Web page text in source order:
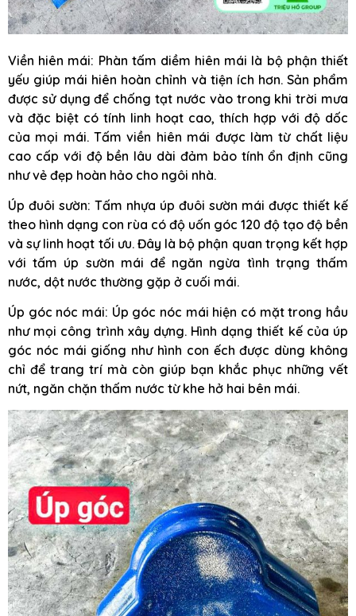
Viền hiên mái: Phàn tấm diềm hiên mái là bộ phận thiết
yếu giúp mái hiên hoàn chỉnh và tiện ích hơn. Sản phẩm
được sử dụng để chống tạt nước vào trong khi trời mưa
và đặc biệt có tính linh hoạt cao, thích hợp với độ dốc
của mọi mái. Tấm viền hiên mái được làm từ chất liệu
cao cấp với độ bền lâu dài đảm bảo tính ổn định cũng
như vẻ đẹp hoàn hảo cho ngôi nhà.
Úp đuôi sườn: Tấm nhựa úp đuôi sườn mái được thiết kế
theo hình dạng con rùa có độ uốn góc 120 độ tạo độ bền
và sự linh hoạt tối ưu. Đây là bộ phận quan trọng kết hợp
với tấm úp sườn mái để ngăn ngừa tình trạng thấm
nước, dột nước thường gặp ở cuối mái.
Úp góc nóc mái: Úp góc nóc mái hiện có mặt trong hầu
như mọi công trình xây dựng. Hình dạng thiết kế của úp
góc nóc mái giống như hình con ếch được dùng không
chỉ để trang trí mà còn giúp bạn khắc phục những vết
nứt, ngăn chặn thấm nước từ khe hở hai bên mái.